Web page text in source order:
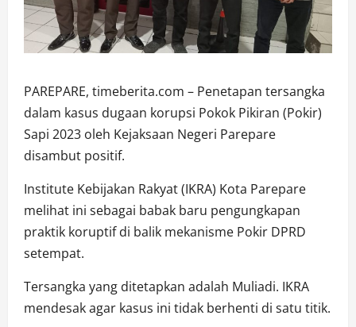
PAREPARE, timeberita.com – Penetapan tersangka
dalam kasus dugaan korupsi Pokok Pikiran (Pokir)
Sapi 2023 oleh Kejaksaan Negeri Parepare
disambut positif.
Institute Kebijakan Rakyat (IKRA) Kota Parepare
melihat ini sebagai babak baru pengungkapan
praktik koruptif di balik mekanisme Pokir DPRD
setempat.
Tersangka yang ditetapkan adalah Muliadi. IKRA
mendesak agar kasus ini tidak berhenti di satu titik.